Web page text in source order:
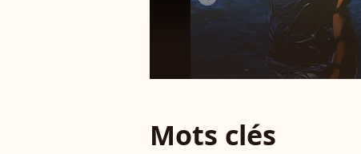
Mots clés